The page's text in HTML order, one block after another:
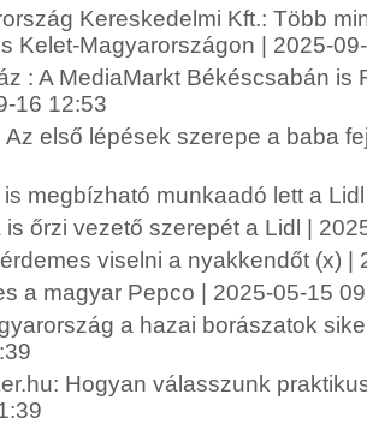
Kereskedelmi Kft.: Több
Kelet-Magyarországon | 2025-
: A MediaMarkt Békéscsabán is
16 12:53
első lépések szerepe a baba
megbízható munkaadó lett a
is őrzi vezető szerepét a Lidl |
viselni a nyakkendőt (x) |
a magyar Pepco | 2025-05-15
a hazai borászatok
Hogyan válasszunk